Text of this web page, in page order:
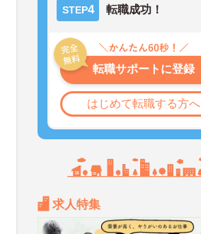
STEP4 転職成功！
転職サポートに登録
はじめて転職する方へ
求人特集